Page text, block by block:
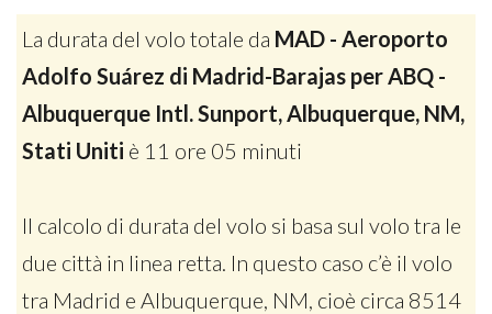
La durata del volo totale da MAD - Aeroporto
Adolfo Suárez di Madrid-Barajas per ABQ -
Albuquerque Intl. Sunport, Albuquerque, NM,
Stati Uniti è 11 ore 05 minuti
Il calcolo di durata del volo si basa sul volo tra le
due città in linea retta. In questo caso c’è il volo
tra Madrid e Albuquerque, NM, cioè circa 8514